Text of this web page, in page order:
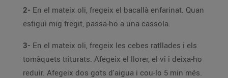
2- En el mateix oli, fregeix el bacallà enfarinat. Quan
estigui mig fregit, passa-ho a una cassola.
3- En el mateix oli, fregeix les cebes ratllades i els
tomàquets triturats. Afegeix el llorer, el vi i deixa-ho
reduir. Afegeix dos gots d'aigua i cou-lo 5 min més.